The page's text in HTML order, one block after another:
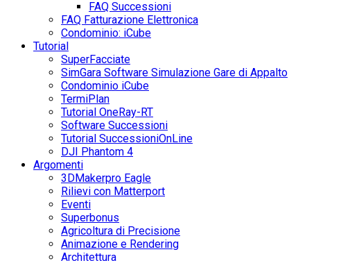
FAQ Successioni
FAQ Fatturazione Elettronica
Condominio: iCube
Tutorial
SuperFacciate
SimGara Software Simulazione Gare di Appalto
Condominio iCube
TermiPlan
Tutorial OneRay-RT
Software Successioni
Tutorial SuccessioniOnLine
DJI Phantom 4
Argomenti
3DMakerpro Eagle
Rilievi con Matterport
Eventi
Superbonus
Agricoltura di Precisione
Animazione e Rendering
Architettura